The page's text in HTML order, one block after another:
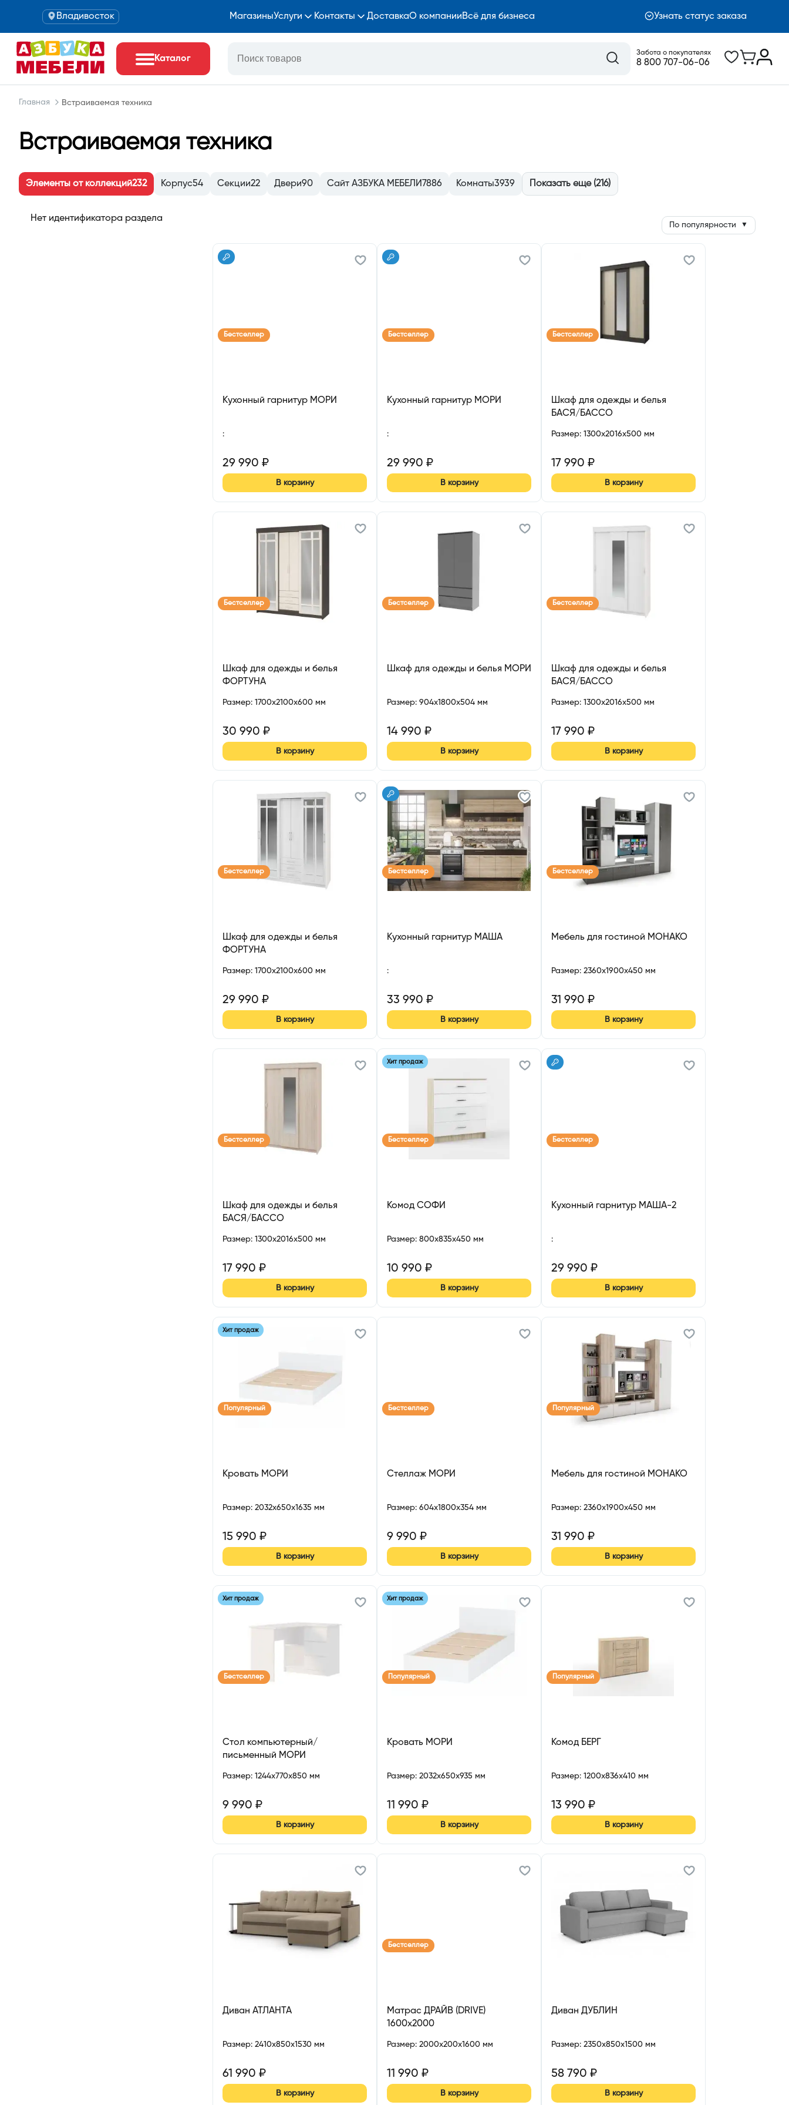
Владивосток МагазиныУслуги Контакты ДоставкаО компанииВсё для бизнеса Узнать статус заказа
Каталог
Забота о покупателях
8 800 707-06-06
Главная Встраиваемая техника
Встраиваемая техника
Элементы от коллекций232 Корпус54 Секции22 Двери90 Сайт АЗБУКА МЕБЕЛИ7886 Комнаты3939 Показать еще (216)
Нет идентификатора раздела
По популярности ▼
Бестселлер
Кухонный гарнитур МОРИ
:
29 990 ₽
В корзину
Бестселлер
Кухонный гарнитур МОРИ
:
29 990 ₽
В корзину
Бестселлер
Шкаф для одежды и белья
БАСЯ/БАССО
Размер: 1300x2016x500 мм
17 990 ₽
В корзину
Бестселлер
Шкаф для одежды и белья
ФОРТУНА
Размер: 1700x2100x600 мм
30 990 ₽
В корзину
Бестселлер
Шкаф для одежды и белья МОРИ
Размер: 904x1800x504 мм
14 990 ₽
В корзину
Бестселлер
Шкаф для одежды и белья
БАСЯ/БАССО
Размер: 1300x2016x500 мм
17 990 ₽
В корзину
Бестселлер
Шкаф для одежды и белья
ФОРТУНА
Размер: 1700x2100x600 мм
29 990 ₽
В корзину
Бестселлер
Кухонный гарнитур МАША
:
33 990 ₽
В корзину
Бестселлер
Мебель для гостиной МОНАКО
Размер: 2360x1900x450 мм
31 990 ₽
В корзину
Бестселлер
Шкаф для одежды и белья
БАСЯ/БАССО
Размер: 1300x2016x500 мм
17 990 ₽
В корзину
Хит продаж
Бестселлер
Комод СОФИ
Размер: 800x835x450 мм
10 990 ₽
В корзину
Бестселлер
Кухонный гарнитур МАША-2
:
29 990 ₽
В корзину
Хит продаж
Популярный
Кровать МОРИ
Размер: 2032x650x1635 мм
15 990 ₽
В корзину
Бестселлер
Стеллаж МОРИ
Размер: 604x1800x354 мм
9 990 ₽
В корзину
Популярный
Мебель для гостиной МОНАКО
Размер: 2360x1900x450 мм
31 990 ₽
В корзину
Хит продаж
Бестселлер
Стол компьютерный/
письменный МОРИ
Размер: 1244x770x850 мм
9 990 ₽
В корзину
Хит продаж
Популярный
Кровать МОРИ
Размер: 2032x650x935 мм
11 990 ₽
В корзину
Популярный
Комод БЕРГ
Размер: 1200x836x410 мм
13 990 ₽
В корзину
Диван АТЛАНТА
Размер: 2410x850x1530 мм
61 990 ₽
В корзину
Бестселлер
Матрас ДРАЙВ (DRIVE)
1600х2000
Размер: 2000x200x1600 мм
11 990 ₽
В корзину
Диван ДУБЛИН
Размер: 2350x850x1500 мм
58 790 ₽
В корзину